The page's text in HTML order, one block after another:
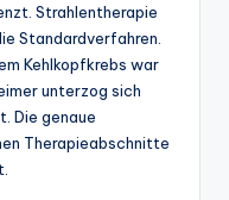
Strahlentherapie
Standardverfahren.
Kehlkopfkrebs war
unterzog sich
Die genaue
Therapieabschnitte